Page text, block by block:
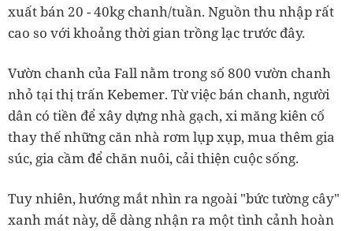
xuất bán 20 - 40kg chanh/tuần. Nguồn thu nhập rất
cao so với khoảng thời gian trồng lạc trước đây.
Vườn chanh của Fall nằm trong số 800 vườn chanh
nhỏ tại thị trấn Kebemer. Từ việc bán chanh, người
dân có tiền để xây dựng nhà gạch, xi măng kiên cố
thay thế những căn nhà rơm lụp xụp, mua thêm gia
súc, gia cầm để chăn nuôi, cải thiện cuộc sống.
Tuy nhiên, hướng mắt nhìn ra ngoài "bức tường cây"
xanh mát này, dễ dàng nhận ra một tình cảnh hoàn